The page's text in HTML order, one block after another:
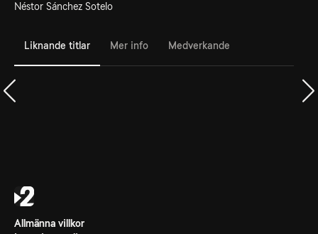
Néstor Sánchez Sotelo
Liknande titlar Mer info Medverkande
Allmänna villkor